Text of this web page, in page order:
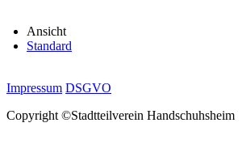
Ansicht
Standard
Impressum DSGVO
Copyright ©Stadtteilverein Handschuhsheim